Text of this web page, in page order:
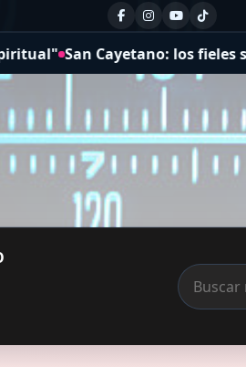
se acercaron a pedir por